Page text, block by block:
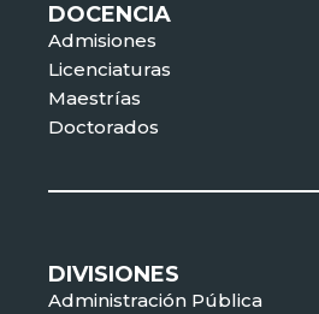
DOCENCIA
Admisiones
Licenciaturas
Maestrías
Doctorados
DIVISIONES
Administración Pública